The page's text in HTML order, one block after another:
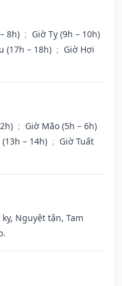
8h) ; Giờ Tỵ (9h – 10h)
(17h – 18h) ; Giờ Hợi
; Giờ Mão (5h – 6h)
– 14h) ; Giờ Tuất
Nguyệt tận, Tam